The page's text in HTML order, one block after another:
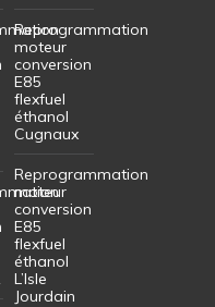
Reprogrammation
moteur
conversion
E85
flexfuel
éthanol
Cugnaux
Reprogrammation
moteur
conversion
E85
flexfuel
éthanol
L’Isle
Jourdain